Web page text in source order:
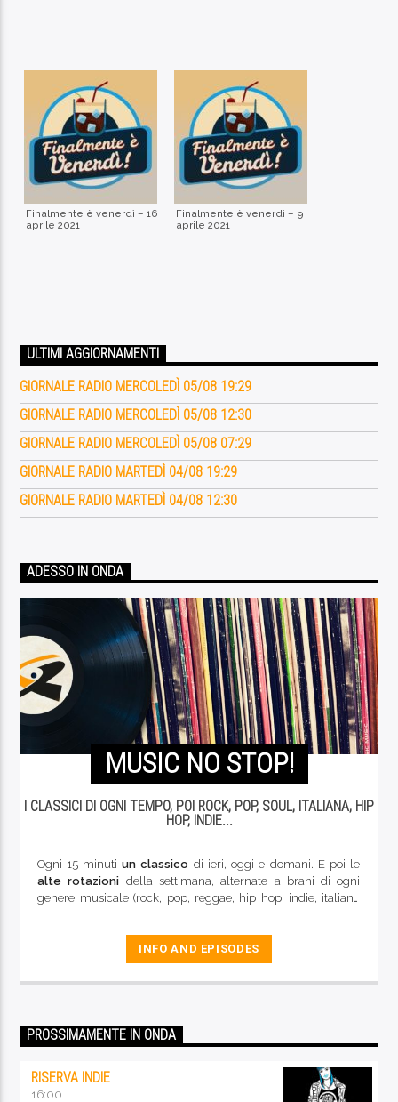
Finalmente è venerdì – 16
aprile 2021
Finalmente è venerdì – 9
aprile 2021
ULTIMI AGGIORNAMENTI
GIORNALE RADIO MERCOLEDÌ 05/08 19:29
GIORNALE RADIO MERCOLEDÌ 05/08 12:30
GIORNALE RADIO MERCOLEDÌ 05/08 07:29
GIORNALE RADIO MARTEDÌ 04/08 19:29
GIORNALE RADIO MARTEDÌ 04/08 12:30
ADESSO IN ONDA
MUSIC NO STOP!
I CLASSICI DI OGNI TEMPO, POI ROCK, POP, SOUL, ITALIANA, HIP
HOP, INDIE...
Ogni 15 minutiun classico di ieri, oggi e domani. E poi le
alte rotazioni della settimana, alternate a brani di ogni
genere musicale (rock, pop, reggae, hip hop, indie, italiana
INFO AND EPISODES
PROSSIMAMENTE IN ONDA
RISERVA INDIE
16:00